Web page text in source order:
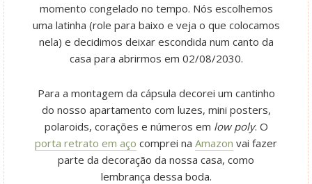
momento congelado no tempo. Nós escolhemos
uma latinha (role para baixo e veja o que colocamos
nela) e decidimos deixar escondida num canto da
casa para abrirmos em 02/08/2030.
Para a montagem da cápsula decorei um cantinho
do nosso apartamento com luzes, mini posters,
polaroids, corações e números em low poly. O
porta retrato em aço comprei na Amazon vai fazer
parte da decoração da nossa casa, como
lembrança dessa boda.